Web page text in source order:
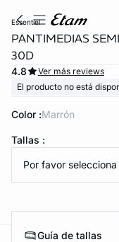
essentiel
PANTIMEDIAS
30D
4.8
Ver más reviews
El producto no está
Color : marrón
Tallas :
Por favor
Guía de tallas